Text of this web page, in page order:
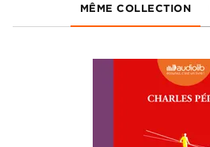
MÊME COLLECTION